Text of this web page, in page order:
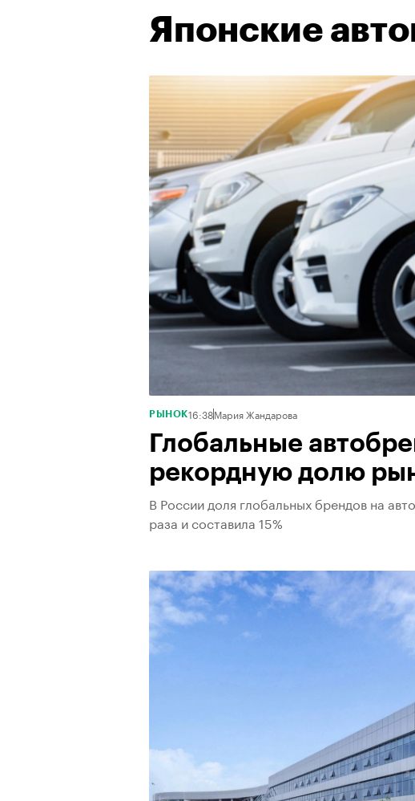
Японские
РЫНОК16:38Мария Жандарова
Глобальные
рекордную долю
В России доля глобальных брендов на
раза и составила 15%